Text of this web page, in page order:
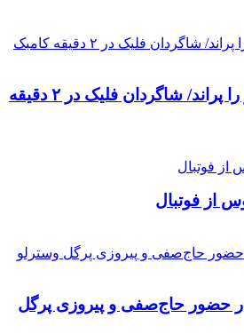
اخراج کاسادو ۳ امتیاز را پراند/ شاگردان فلیک در ۲ دقیقه
از فوتبال
حاج‌صفی و پیروزی پرگل